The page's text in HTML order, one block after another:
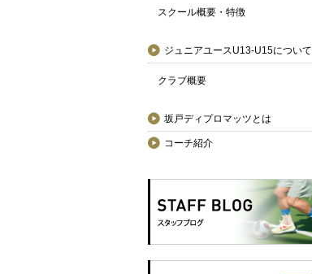
スクール概要・特徴
ジュニアユースU13-U15について
クラブ概要
坂戸ディプロマッツとは
コーチ紹介